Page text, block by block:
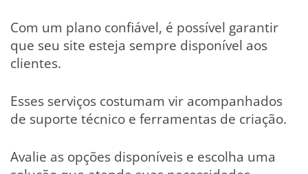
Com um plano confiável, é possível garantir
que seu site esteja sempre disponível aos
clientes.
Esses serviços costumam vir acompanhados
de suporte técnico e ferramentas de criação.
Avalie as opções disponíveis e escolha uma